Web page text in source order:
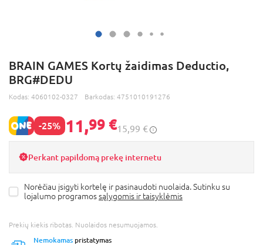
BRAIN GAMES Kortų žaidimas Deductio,
BRG#DEDU
Kodas: 4060102-0327 Barkodas: 4751010191276
-25% 11,99 €15,99 €
Perkant papildomą prekę internetu
Norėčiau įsigyti kortelę ir pasinaudoti nuolaida. Sutinku su
lojalumo programossąlygomis ir taisyklėmis
Prekių kiekis ribotas. Nuolaidos nesumuojamos.
Nemokamas pristatymas